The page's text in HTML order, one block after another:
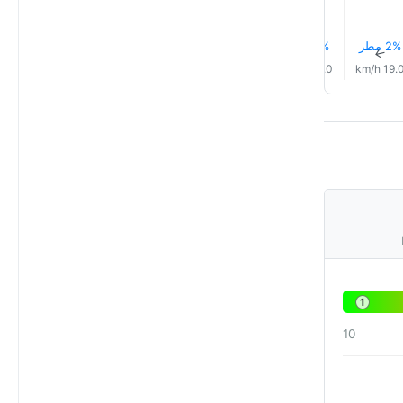
2% مطر↑
19.0 km/h
2% مطر
18.0 km/h
1
10